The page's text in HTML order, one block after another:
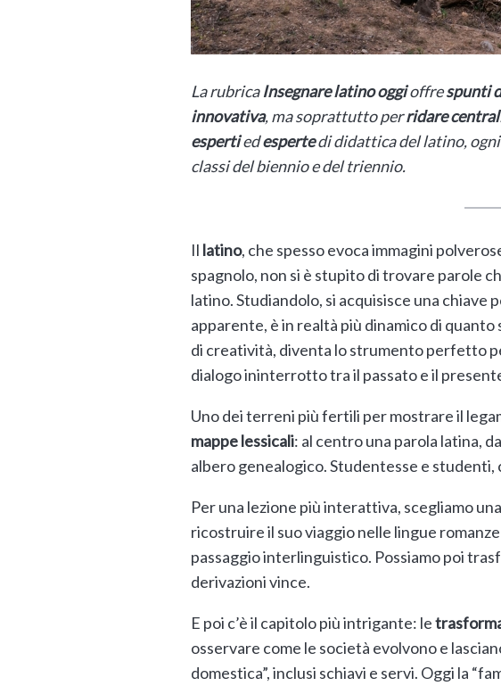
La rubricaInsegnare latino oggioffrespunti
innovativa, ma soprattutto perridare
espertiedespertedi didattica del latino,
classi del biennio e del triennio.
Il latino, che spesso evoca immagini
spagnolo, non si è stupito di trovare parole
latino. Studiandolo, si acquisisce una chiave
apparente, è in realtà più dinamico di quanto
di creatività, diventa lo strumento perfetto
dialogo ininterrotto tra il passato e il
Uno dei terreni più fertili per mostrare il
mappe lessicali: al centro una parola latina,
albero genealogico. Studentesse e
Per una lezione più interattiva, scegliamo
ricostruire il suo viaggio nelle lingue
passaggio interlinguistico. Possiamo poi
derivazioni vince.
E poi c’è il capitolo più intrigante: le
osservare come le società evolvono e
domestica”, inclusi schiavi e servi. Oggi la